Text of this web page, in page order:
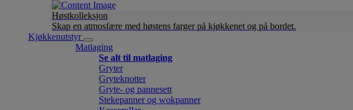
Høstkolleksjon
Skap en atmosfære med høstens farger på kjøkkenet og på bordet.
Kjøkkenutstyr
Matlaging
Se alt til matlaging
Gryter
Gryteknotter
Gryte- og pannesett
Stekepanner og wokpanner